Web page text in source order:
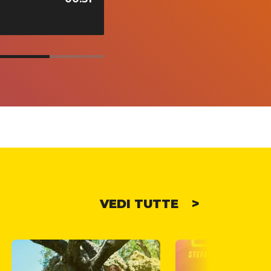
VEDI TUTTE